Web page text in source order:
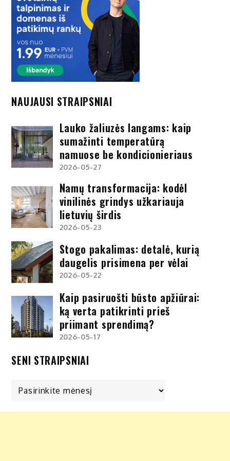
NAUJAUSI STRAIPSNIAI
Lauko žaliuzės langams: kaip
sumažinti temperatūrą
namuose be kondicionieriaus
2026-05-27
Namų transformacija: kodėl
vinilinės grindys užkariauja
lietuvių širdis
2026-05-23
Stogo pakalimas: detalė, kurią
daugelis prisimena per vėlai
2026-05-22
Kaip pasiruošti būsto apžiūrai:
ką verta patikrinti prieš
priimant sprendimą?
2026-05-17
SENI STRAIPSNIAI